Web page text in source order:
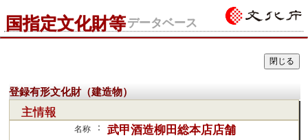
国指定文化財等データベース
登録有形文化財（建造物）
主情報
名称 ： 武甲酒造柳田総本店店舗